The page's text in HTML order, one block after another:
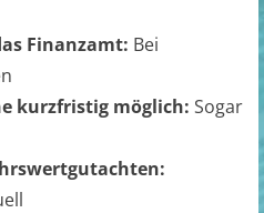
Finanzamt: Bei
kurzfristig möglich: Sogar